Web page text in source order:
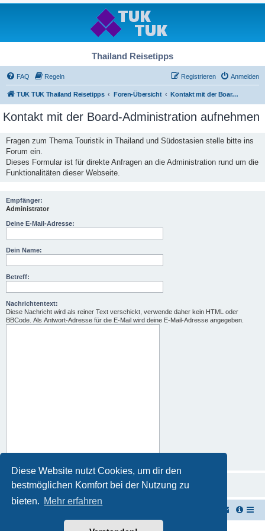
Diese Website nutzt Cookies, um dir den
bestmöglichen Komfort bei der Nutzung zu
bieten. Mehr erfahren
Thailand Reisetipps
FAQ Regeln Anmelden
Registrieren
TUK TUK Thailand Reisetipps Foren-Übersicht Kontakt mit der Board-Administration aufnehmen
Kontakt mit der Board-Administration aufnehmen
Fragen zum Thema Touristik in Thailand und Südostasien stelle bitte ins
Forum ein.
Dieses Formular ist für direkte Anfragen an die Administration rund um die
Funktionalitäten dieser Webseite.
Empfänger:
Administrator
Deine E-Mail-Adresse:
Dein Name:
Betreff:
Nachrichtentext:
Diese Nachricht wird als reiner Text verschickt, verwende daher kein HTML oder
BBCode. Als Antwort-Adresse für die E-Mail wird deine E-Mail-Adresse angegeben.